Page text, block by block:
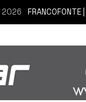
FRANCOFONTE | LA